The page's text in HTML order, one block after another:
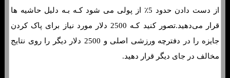
از دست دادن حدود 5٪ از پولی می شود کـه بـه دلیل حاشیه ها
قرار می‌دهید.تصور کنید کـه 2500 دلار مورد نیاز برای پاک کردن
جایزه را در دفترچه ورزشی اصلی و 2500 دلار دیگر را روی نتایج
مخالف در جای دیگر قرار دهید.